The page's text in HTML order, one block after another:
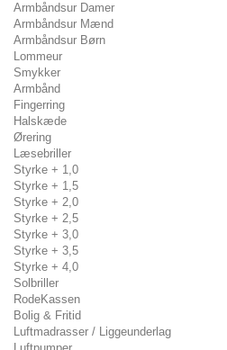
Armbåndsur Damer
Armbåndsur Mænd
Armbåndsur Børn
Lommeur
Smykker
Armbånd
Fingerring
Halskæde
Ørering
Læsebriller
Styrke + 1,0
Styrke + 1,5
Styrke + 2,0
Styrke + 2,5
Styrke + 3,0
Styrke + 3,5
Styrke + 4,0
Solbriller
RodeKassen
Bolig & Fritid
Luftmadrasser / Liggeunderlag